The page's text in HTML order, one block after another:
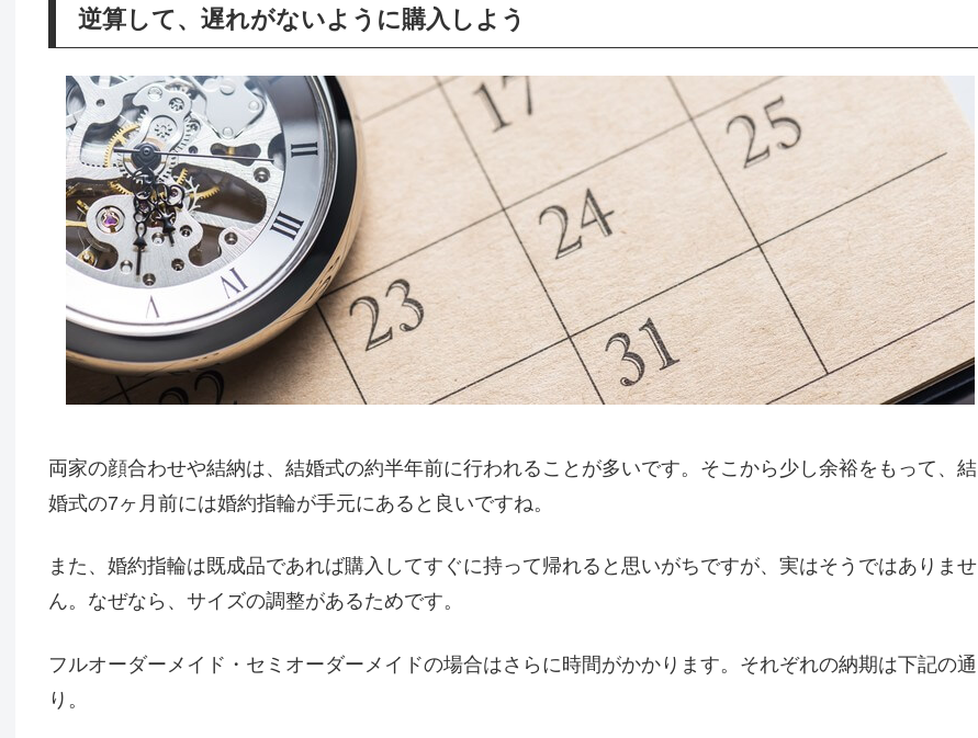
逆算して、遅れがないように購入しよう
両家の顔合わせや結納は、結婚式の約半年前に行われることが多いです。そこから少し余裕をもって、結
婚式の7ヶ月前には婚約指輪が手元にあると良いですね。
また、婚約指輪は既成品であれば購入してすぐに持って帰れると思いがちですが、実はそうではありませ
ん。なぜなら、サイズの調整があるためです。
フルオーダーメイド・セミオーダーメイドの場合はさらに時間がかかります。それぞれの納期は下記の通
り。